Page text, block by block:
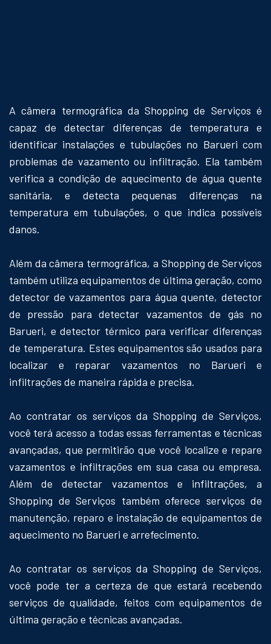
A câmera termográfica da Shopping de Serviços é
capaz de detectar diferenças de temperatura e
identificar instalações e tubulações no Barueri com
problemas de vazamento ou infiltração. Ela também
verifica a condição de aquecimento de água quente
sanitária, e detecta pequenas diferenças na
temperatura em tubulações, o que indica possíveis
danos.
Além da câmera termográfica, a Shopping de Serviços
também utiliza equipamentos de última geração, como
detector de vazamentos para água quente, detector
de pressão para detectar vazamentos de gás no
Barueri, e detector térmico para verificar diferenças
de temperatura. Estes equipamentos são usados para
localizar e reparar vazamentos no Barueri e
infiltrações de maneira rápida e precisa.
Ao contratar os serviços da Shopping de Serviços,
você terá acesso a todas essas ferramentas e técnicas
avançadas, que permitirão que você localize e repare
vazamentos e infiltrações em sua casa ou empresa.
Além de detectar vazamentos e infiltrações, a
Shopping de Serviços também oferece serviços de
manutenção, reparo e instalação de equipamentos de
aquecimento no Barueri e arrefecimento.
Ao contratar os serviços da Shopping de Serviços,
você pode ter a certeza de que estará recebendo
serviços de qualidade, feitos com equipamentos de
última geração e técnicas avançadas.